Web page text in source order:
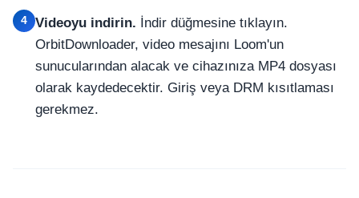
4 Videoyu indirin. İndir düğmesine tıklayın.
OrbitDownloader, video mesajını Loom'un
sunucularından alacak ve cihazınıza MP4 dosyası
olarak kaydedecektir. Giriş veya DRM kısıtlaması
gerekmez.